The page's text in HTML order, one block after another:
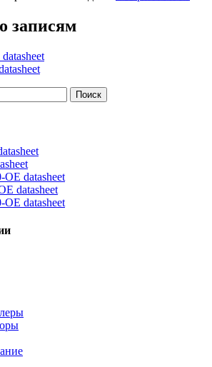
записям
datasheet
datasheet
datasheet